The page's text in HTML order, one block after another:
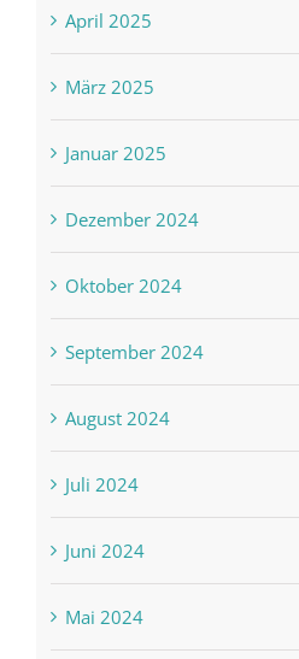
April 2025
März 2025
Januar 2025
Dezember 2024
Oktober 2024
September 2024
August 2024
Juli 2024
Juni 2024
Mai 2024